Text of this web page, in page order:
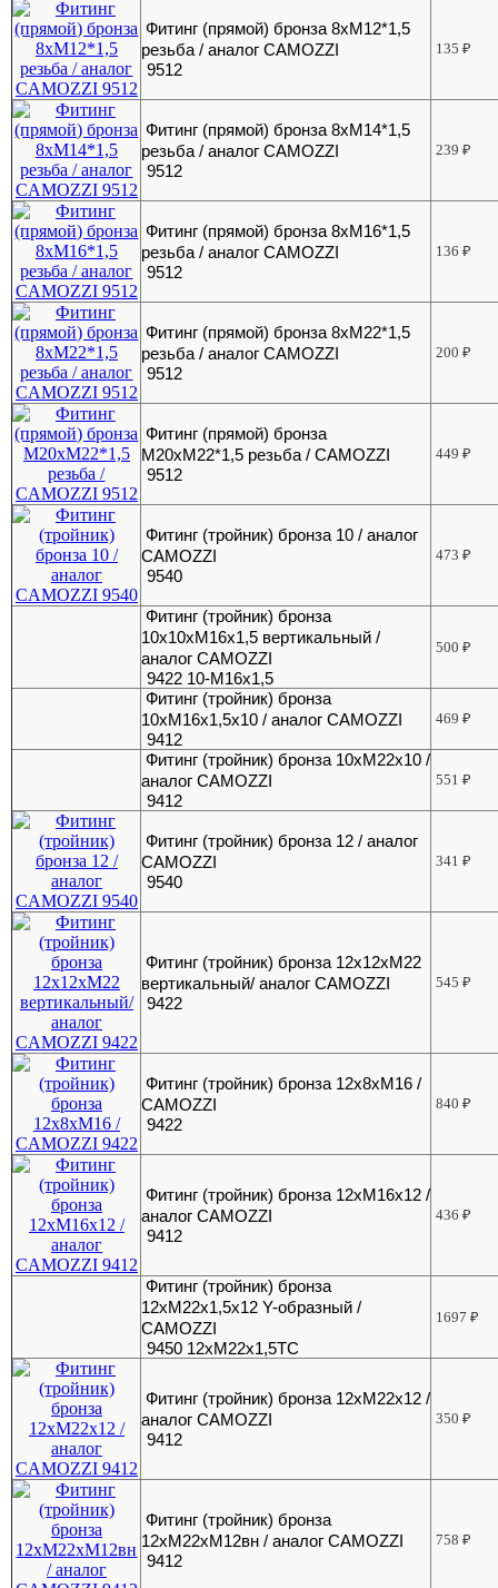
Фитинг (прямой) бронза 8хМ12*1,5
резьба / аналог CAMOZZI
9512
135₽
Фитинг (прямой) бронза 8хМ14*1,5
резьба / аналог CAMOZZI
9512
239₽
Фитинг (прямой) бронза 8хМ16*1,5
резьба / аналог CAMOZZI
9512
136₽
Фитинг (прямой) бронза 8хМ22*1,5
резьба / аналог CAMOZZI
9512
200₽
Фитинг (прямой) бронза
М20хМ22*1,5 резьба / CAMOZZI
9512
449₽
Фитинг (тройник) бронза 10 / аналог
CAMOZZI
9540
473₽
Фитинг (тройник) бронза
10х10хМ16х1,5 вертикальный /
аналог CAMOZZI
9422 10-М16х1,5
500₽
Фитинг (тройник) бронза
10хМ16х1,5х10 / аналог CAMOZZI
9412
469₽
Фитинг (тройник) бронза 10хМ22х10 /
аналог CAMOZZI
9412
551₽
Фитинг (тройник) бронза 12 / аналог
CAMOZZI
9540
341₽
Фитинг (тройник) бронза 12х12хМ22
вертикальный/ аналог CAMOZZI
9422
545₽
Фитинг (тройник) бронза 12х8хМ16 /
CAMOZZI
9422
840₽
Фитинг (тройник) бронза 12хМ16х12 /
аналог CAMOZZI
9412
436₽
Фитинг (тройник) бронза
12хМ22х1,5х12 Y-образный /
CAMOZZI
9450 12хМ22х1,5ТС
1697₽
Фитинг (тройник) бронза 12хМ22х12 /
аналог CAMOZZI
9412
350₽
Фитинг (тройник) бронза
12хМ22хМ12вн / аналог CAMOZZI
9412
758₽